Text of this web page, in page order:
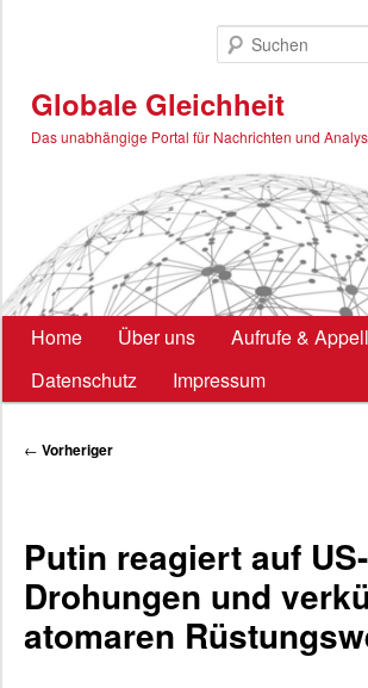
Globale Gleichheit
Das unabhängige Portal für Nachrichten und
Hauptmenü
Home Über uns
Aufrufe &
Datenschutz
Impressum
Beitragsnavigation
← Vorheriger
Putin reagiert auf US-
Drohungen und
atomaren